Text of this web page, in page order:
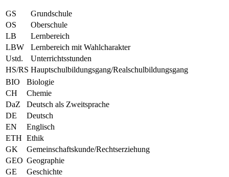
GS
Grundschule
OS
Oberschule
LB
Lernbereich
LBW
Lernbereich mit Wahlcharakter
Ustd.
Unterrichtsstunden
HS/RS Hauptschulbildungsgang/Realschulbildungsgang
BIO
Biologie
CH
Chemie
DaZ
Deutsch als Zweitsprache
DE
Deutsch
EN
Englisch
ETH Ethik
GK
Gemeinschaftskunde/Rechtserziehung
GEO Geographie
GE
Geschichte